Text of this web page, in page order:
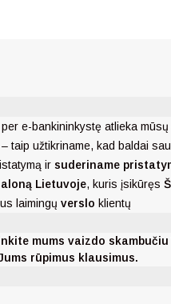
e-bankininkystę atlieka
taip užtikriname, kad baldai
ir suderiname
Lietuvoje, kuris įsikūręs
laimingų verslo klientų
mums vaizdo
rūpimus klausimus.